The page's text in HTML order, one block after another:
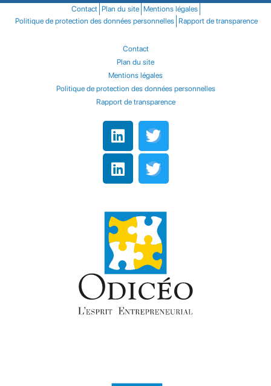
Contact Plan du site Mentions légales
Politique de protection des données personnelles Rapport de transparence
Contact
Plan du site
Mentions légales
Politique de protection des données personnelles
Rapport de transparence